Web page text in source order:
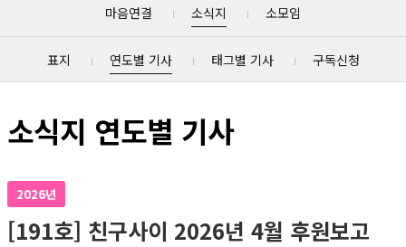
마음연결 소식지 소모임
표지 연도별 기사 태그별 기사 구독신청
소식지 연도별 기사
2026년
[191호] 친구사이 2026년 4월 후원보고